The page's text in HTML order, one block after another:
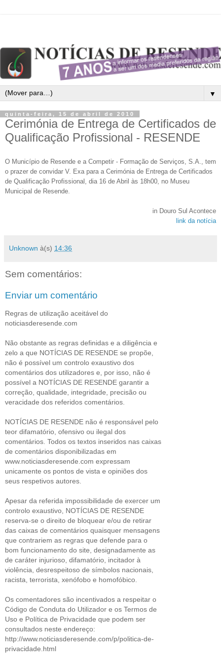
▼
quinta-feira, 15 de abril de 2010
Cerimónia de Entrega de Certificados de
Qualificação Profissional - RESENDE
O Município de Resende e a Competir - Formação de Serviços, S.A., tem
o prazer de convidar V. Exa para a Cerimónia de Entrega de Certificados
de Qualificação Profissional, dia 16 de Abril às 18h00, no Museu
Municipal de Resende.
in Douro Sul Acontece
link da notícia
Unknown à(s) 14:36
Sem comentários:
Enviar um comentário
Regras de utilização aceitável do
noticiasderesende.com
Não obstante as regras definidas e a diligência e
zelo a que NOTÍCIAS DE RESENDE se propõe,
não é possível um controlo exaustivo dos
comentários dos utilizadores e, por isso, não é
possível a NOTÍCIAS DE RESENDE garantir a
correção, qualidade, integridade, precisão ou
veracidade dos referidos comentários.
NOTÍCIAS DE RESENDE não é responsável pelo
teor difamatório, ofensivo ou ilegal dos
comentários. Todos os textos inseridos nas caixas
de comentários disponibilizadas em
www.noticiasderesende.com expressam
unicamente os pontos de vista e opiniões dos
seus respetivos autores.
Apesar da referida impossibilidade de exercer um
controlo exaustivo, NOTÍCIAS DE RESENDE
reserva-se o direito de bloquear e/ou de retirar
das caixas de comentários quaisquer mensagens
que contrariem as regras que defende para o
bom funcionamento do site, designadamente as
de caráter injurioso, difamatório, incitador à
violência, desrespeitoso de símbolos nacionais,
racista, terrorista, xenófobo e homofóbico.
Os comentadores são incentivados a respeitar o
Código de Conduta do Utilizador e os Termos de
Uso e Política de Privacidade que podem ser
consultados neste endereço:
http://www.noticiasderesende.com/p/politica-de-
privacidade.html